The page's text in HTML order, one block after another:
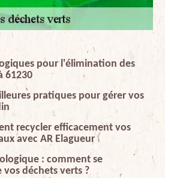
pour l'élimination des
61230
pratiques pour gérer vos
recycler efficacement vos
avec AR Elagueur
: comment se
vos déchets verts ?